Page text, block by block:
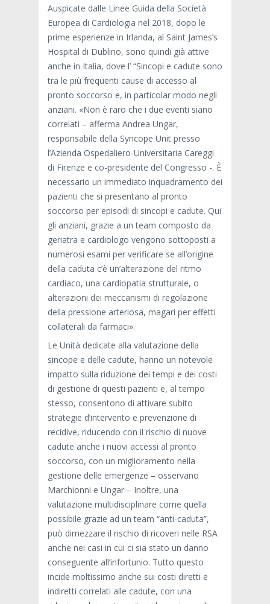
Auspicate dalle Linee Guida della Società
Europea di Cardiologia nel 2018, dopo le
prime esperienze in Irlanda, al Saint James’s
Hospital di Dublino, sono quindi già attive
anche in Italia, dove l’ “Sincopi e cadute sono
tra le più frequenti cause di accesso al
pronto soccorso e, in particolar modo negli
anziani. «Non è raro che i due eventi siano
correlati – afferma Andrea Ungar,
responsabile della Syncope Unit presso
l’Azienda Ospedaliero-Universitaria Careggi
di Firenze e co-presidente del Congresso -. È
necessario un immediato inquadramento dei
pazienti che si presentano al pronto
soccorso per episodi di sincopi e cadute. Qui
gli anziani, grazie a un team composto da
geriatra e cardiologo vengono sottoposti a
numerosi esami per verificare se all’origine
della caduta c’è un’alterazione del ritmo
cardiaco, una cardiopatia strutturale, o
alterazioni dei meccanismi di regolazione
della pressione arteriosa, magari per effetti
collaterali da farmaci».
Le Unità dedicate alla valutazione della
sincope e delle cadute, hanno un notevole
impatto sulla riduzione dei tempi e dei costi
di gestione di questi pazienti e, al tempo
stesso, consentono di attivare subito
strategie d’intervento e prevenzione di
recidive, riducendo con il rischio di nuove
cadute anche i nuovi accessi al pronto
soccorso, con un miglioramento nella
gestione delle emergenze – osservano
Marchionni e Ungar – Inoltre, una
valutazione multidisciplinare come quella
possibile grazie ad un team “anti-caduta”,
può dimezzare il rischio di ricoveri nelle RSA
anche nei casi in cui ci sia stato un danno
conseguente all’infortunio. Tutto questo
incide moltissimo anche sui costi diretti e
indiretti correlati alle cadute, con una